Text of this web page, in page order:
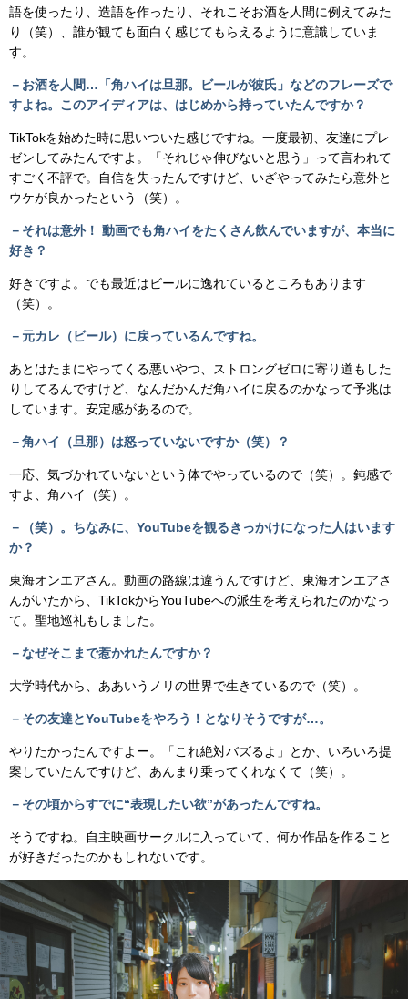
語を使ったり、造語を作ったり、それこそお酒を人間に例えてみた
り（笑）、誰が観ても面白く感じてもらえるように意識していま
す。
－お酒を人間…「角ハイは旦那。ビールが彼氏」などのフレーズで
すよね。このアイディアは、はじめから持っていたんですか？
TikTokを始めた時に思いついた感じですね。一度最初、友達にプレ
ゼンしてみたんですよ。「それじゃ伸びないと思う」って言われて
すごく不評で。自信を失ったんですけど、いざやってみたら意外と
ウケが良かったという（笑）。
－それは意外！ 動画でも角ハイをたくさん飲んでいますが、本当に
好き？
好きですよ。でも最近はビールに逸れているところもあります
（笑）。
－元カレ（ビール）に戻っているんですね。
あとはたまにやってくる悪いやつ、ストロングゼロに寄り道もした
りしてるんですけど、なんだかんだ角ハイに戻るのかなって予兆は
しています。安定感があるので。
－角ハイ（旦那）は怒っていないですか（笑）？
一応、気づかれていないという体でやっているので（笑）。鈍感で
すよ、角ハイ（笑）。
－（笑）。ちなみに、YouTubeを観るきっかけになった人はいます
か？
東海オンエアさん。動画の路線は違うんですけど、東海オンエアさ
んがいたから、TikTokからYouTubeへの派生を考えられたのかなっ
て。聖地巡礼もしました。
－なぜそこまで惹かれたんですか？
大学時代から、ああいうノリの世界で生きているので（笑）。
－その友達とYouTubeをやろう！となりそうですが…。
やりたかったんですよー。「これ絶対バズるよ」とか、いろいろ提
案していたんですけど、あんまり乗ってくれなくて（笑）。
－その頃からすでに“表現したい欲”があったんですね。
そうですね。自主映画サークルに入っていて、何か作品を作ること
が好きだったのかもしれないです。